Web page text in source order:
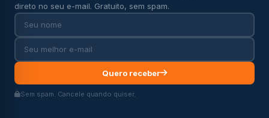
direto no seu e-mail. Gratuito, sem spam.
Quero receber
Sem spam. Cancele quando quiser.